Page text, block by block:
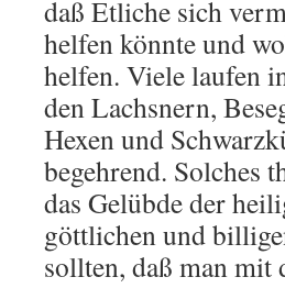
daß Etliche sich
helfen könnte und
helfen. Viele laufen
den Lachsnern,
Hexen und
begehrend. Solches
das Gelübde der
göttlichen und
sollten, daß man mit